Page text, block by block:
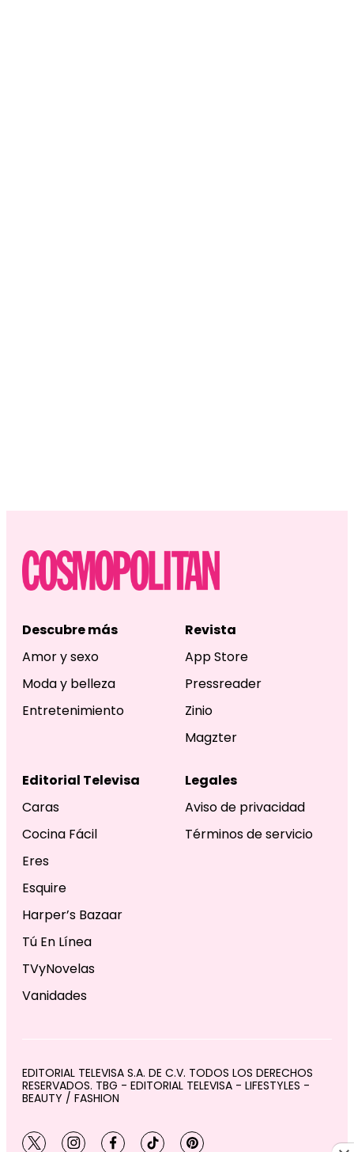
Descubre más
Amor y sexo
Moda y belleza
Entretenimiento
Revista
App Store
Pressreader
Zinio
Magzter
Editorial Televisa
Caras
Cocina Fácil
Eres
Esquire
Harper’s Bazaar
Tú En Línea
TVyNovelas
Vanidades
Legales
Aviso de privacidad
Términos de servicio
EDITORIAL TELEVISA S.A. DE C.V. TODOS LOS DERECHOS
RESERVADOS. TBG - EDITORIAL TELEVISA - LIFESTYLES -
BEAUTY / FASHION